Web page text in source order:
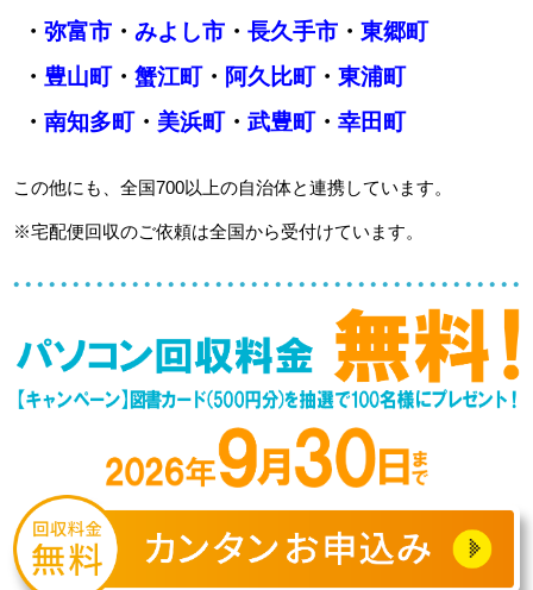
・ 弥富市・ みよし市・ 長久手市・ 東郷町
・ 豊山町・ 蟹江町・ 阿久比町・ 東浦町
・ 南知多町・ 美浜町・ 武豊町・ 幸田町
この他にも、全国700以上の自治体と連携しています。
※宅配便回収のご依頼は全国から受付けています。